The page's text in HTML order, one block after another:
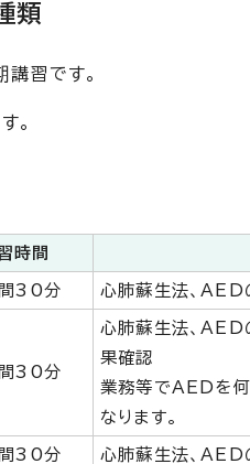
類
習です。
。
時間
30分 心肺蘇生法、AED
30分
心肺蘇生法、AED
果確認
業務等でAEDを何
なります。
30分 心肺蘇生法、AED